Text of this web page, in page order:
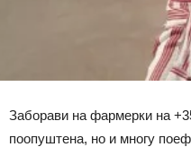
Заборави на фармерки на
поопуштена, но и многу